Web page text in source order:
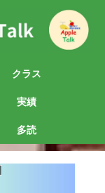
クラス
実績
多読